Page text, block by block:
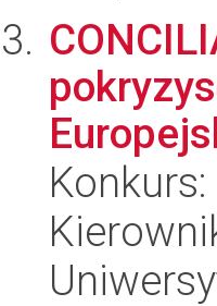
Konkurs: